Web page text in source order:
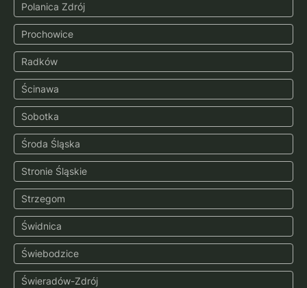
Polanica Zdrój
Prochowice
Radków
Ścinawa
Sobotka
Środa Śląska
Stronie Śląskie
Strzegom
Świdnica
Świebodzice
Świeradów-Zdrój